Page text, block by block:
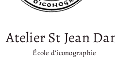
Atelier St Jean
École d’iconographie